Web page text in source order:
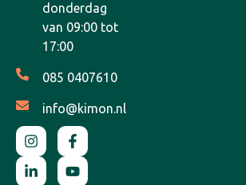
donderdag
van 09:00 tot
17:00
085 0407610
info@kimon.nl